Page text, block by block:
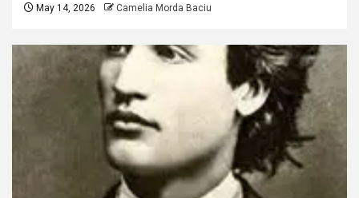
May 14, 2026 Camelia Morda Baciu